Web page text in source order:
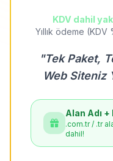
KDV dahil
Yıllık ödeme
"Tek Paket,
Web Siteniz
Alan Adı
.com.tr / .tr
dahil!